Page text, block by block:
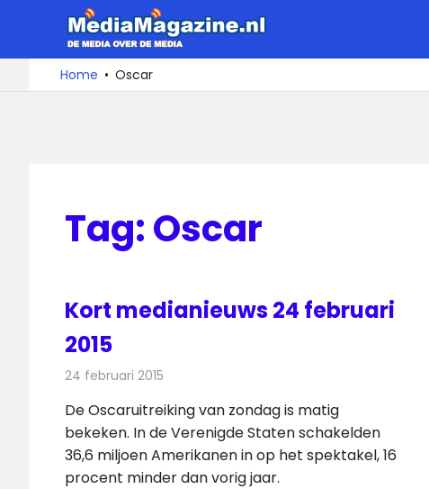
de
De
media
over
Home Oscar
Tag:Oscar
Kort medianieuws 24 februari
2015
24 februari 2015
De Oscaruitreiking van zondag is matig
bekeken. In de Verenigde Staten schakelden
36,6 miljoen Amerikanen in op het spektakel, 16
procent minder dan vorig jaar.